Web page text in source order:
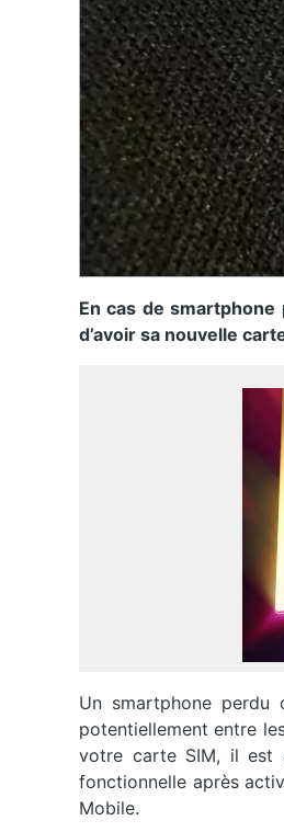
En cas de
d’avoir sa nouvelle
Un smartphone
potentiellement entre
votre carte SIM, il est
fonctionnelle après
Mobile.